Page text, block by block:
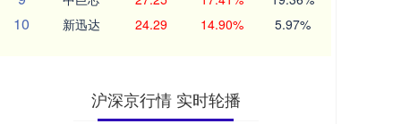
10 新迅达 24.29 14.90% 5.97%
沪深京行情 实时轮播